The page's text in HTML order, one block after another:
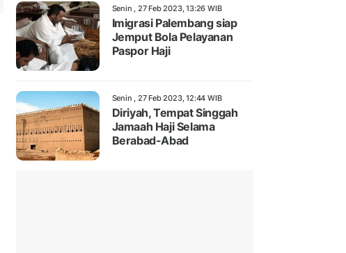
Senin , 27 Feb 2023, 13:26 WIB
Imigrasi Palembang siap
Jemput Bola Pelayanan
Paspor Haji
Senin , 27 Feb 2023, 12:44 WIB
Diriyah, Tempat Singgah
Jamaah Haji Selama
Berabad-Abad